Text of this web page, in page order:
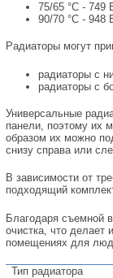
75/65 °С - 749
90/70 °С - 948
Радиаторы могут
радиаторы с
радиаторы с
Универсальные
панели, поэтому их
образом их можно
снизу справа или
В зависимости от
подходящий
Благодаря съемной
очистка, что делает
помещениях для
Тип радиатора